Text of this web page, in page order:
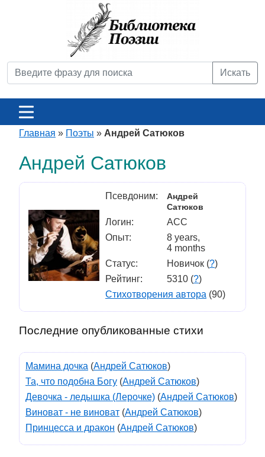
Искать
Главная » Поэты » Андрей Сатюков
Андрей Сатюков
Псевдоним:
Андрей
Сатюков
Логин:
ACC
Опыт:
8 years,
4 months
Статус:
Новичок (?)
Рейтинг:
5310 (?)
Стихотворения автора (90)
Последние опубликованные стихи
Мамина дочка (Андрей Сатюков)
Та, что подобна Богу (Андрей Сатюков)
Девочка - ледышка (Лерочке) (Андрей Сатюков)
Виноват - не виноват (Андрей Сатюков)
Принцесса и дракон (Андрей Сатюков)